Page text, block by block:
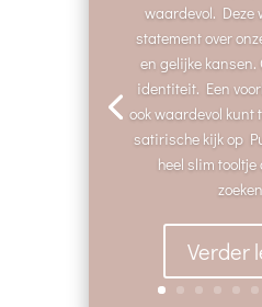
waardevol. Deze
statement over
en gelijke kansen.
identiteit. Een
ook waardevol kunt
satirische kijk op
heel slim tooltje
Verder